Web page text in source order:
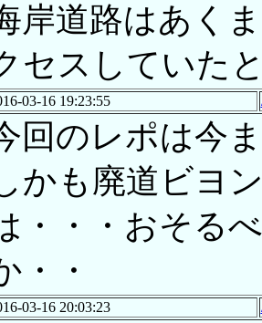
岸道路はあく
セスしていた
03-16 19:23:55
回のレポは今
かも廃道ビヨ
・・・おそる
・・
03-16 20:03:23